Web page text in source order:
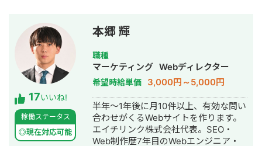
17いいね!
稼働ステータス
◎現在対応可能
本郷 輝
職種
マーケティング Webディレクター
希望時給単価 3,000円～5,000円
半年～1年後に月10件以上、有効な問い
合わせがくるWebサイトを作ります。
エイチリンク株式会社代表。SEO・
Web制作歴7年目のWebエンジニア・